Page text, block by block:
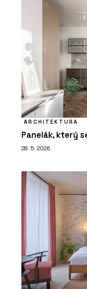
ARCHITEKTURA
Panelák, který
28. 5. 2026